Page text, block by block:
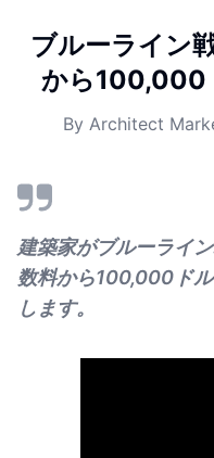
ブルーライン
から100,000
By Architect
建築家がブルーライ
数料から100,000ド
します。